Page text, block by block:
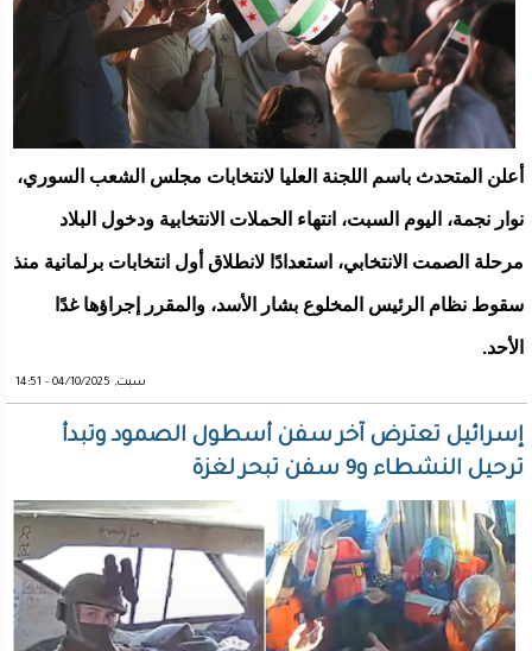
أعلن المتحدث باسم اللجنة العليا لانتخابات مجلس الشعب السوري،
نوار نجمة، اليوم السبت، انتهاء الحملات الانتخابية ودخول البلاد
مرحلة الصمت الانتخابي، استعدادًا لانطلاق أول انتخابات برلمانية منذ
سقوط نظام الرئيس المخلوع بشار الأسد، والمقرر إجراؤها غدًا
الأحد.
سبت, 04/10/2025 - 14:51
إسرائيل تعترض آخر سفن أسطول الصمود وتبدأ
ترحيل النشطاء و9 سفن تبحر لغزة